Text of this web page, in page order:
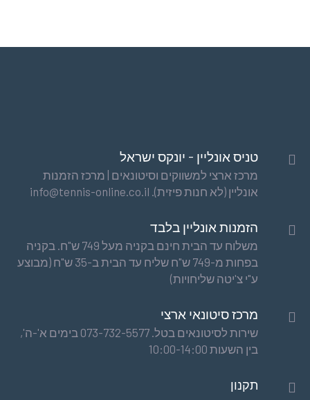
טניס אונליין - יונקס ישראל
מרכז ארצי למשווקים וסיטונאים | מרכז הזמנות
אונליין (לא חנות פיזית). info@tennis-online.co.il
הזמנות אונליין בלבד
משלוח עד הבית חינם בקניה מעל 749 ש"ח. בקניה
בפחות מ-749 ש"ח שליח עד הבית ב-35 ש"ח (מבוצע
ע"י צ'יטה שליחויות)
מרכז סיטונאי ארצי
שירות לסיטונאים בטל. 073-732-5577 בימים א'-ה',
בין השעות 10:00-14:00
תקנון